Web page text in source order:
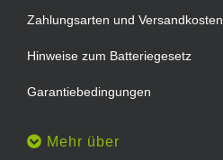
Zahlungsarten und Versandkosten
Hinweise zum Batteriegesetz
Garantiebedingungen
Mehr über